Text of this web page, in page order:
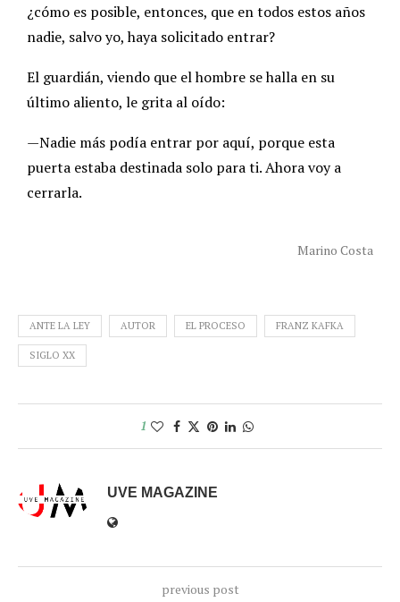
¿cómo es posible, entonces, que en todos estos años
nadie, salvo yo, haya solicitado entrar?
El guardián, viendo que el hombre se halla en su
último aliento, le grita al oído:
—Nadie más podía entrar por aquí, porque esta
puerta estaba destinada solo para ti. Ahora voy a
cerrarla.
Marino Costa
ANTE LA LEY AUTOR EL PROCESO FRANZ KAFKA
SIGLO XX
1
UVE MAGAZINE
previous post